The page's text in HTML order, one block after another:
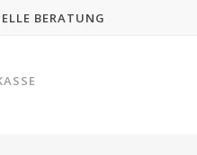
BERATUNG